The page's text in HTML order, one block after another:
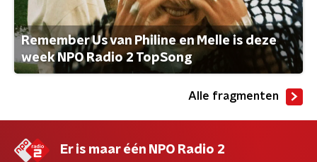
Remember Us van Philine en Melle is deze
week NPO Radio 2 TopSong
Alle fragmenten
Er is maar één NPO Radio 2